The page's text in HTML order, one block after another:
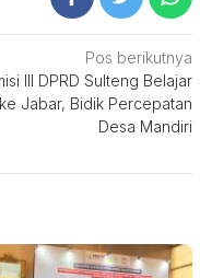
Pos berikutnya
III DPRD Sulteng Belajar
ke Jabar, Bidik Percepatan
Desa Mandiri